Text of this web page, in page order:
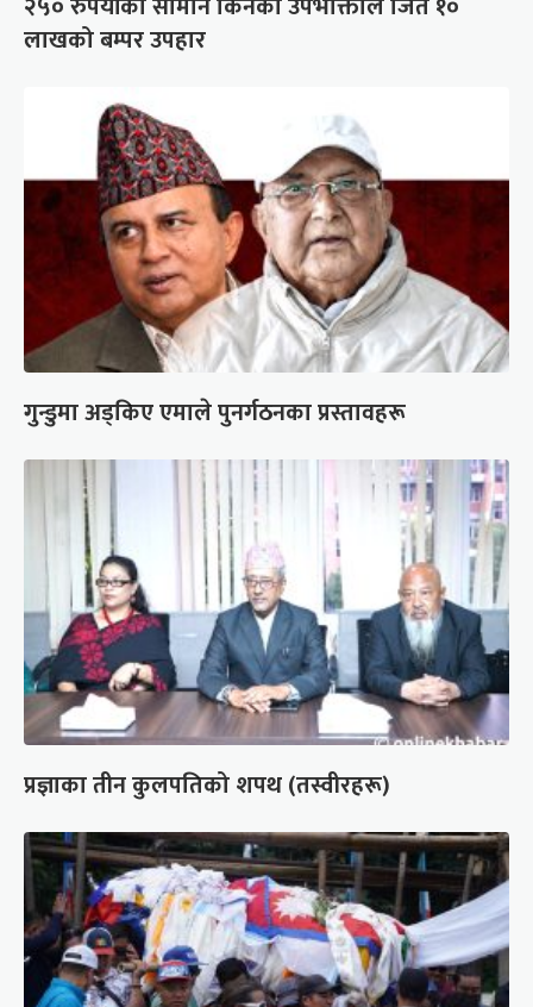
लाखको बम्पर उपहार
गुन्डुमा अड्किए एमाले पुनर्गठनका प्रस्तावहरू
प्रज्ञाका तीन कुलपतिको शपथ (तस्वीरहरू)